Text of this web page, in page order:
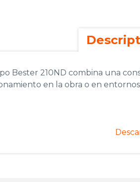
Bester 210ND combina una
en la obra o en